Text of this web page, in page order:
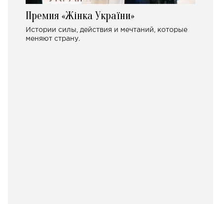
Премия «Жінка України»
Истории силы, действия и мечтаний, которые
меняют страну.